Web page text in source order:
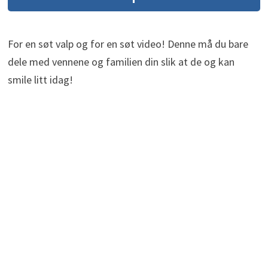
For en søt valp og for en søt video! Denne må du bare
dele med vennene og familien din slik at de og kan
smile litt idag!